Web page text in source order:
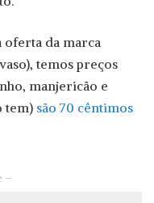
oferta da marca
temos preços
manjericão e
tem) são 70 cêntimos
–